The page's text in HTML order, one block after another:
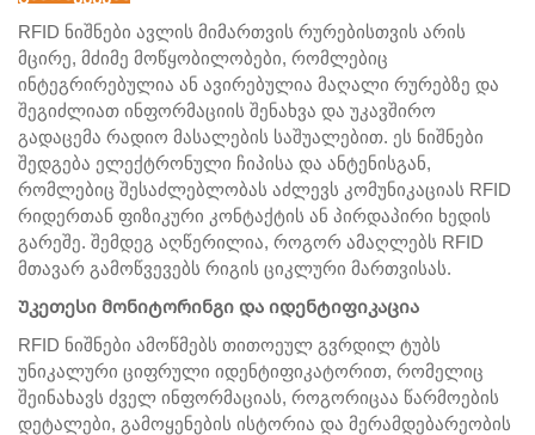
RFID ნიშნები ავლის მიმართვის რურებისთვის არის
მცირე, მძიმე მოწყობილობები, რომლებიც
ინტეგრირებულია ან ავირებულია მაღალი რურებზე და
შეგიძლიათ ინფორმაციის შენახვა და უკავშირო
გადაცემა რადიო მასალების საშუალებით. ეს ნიშნები
შედგება ელექტრონული ჩიპისა და ანტენისგან,
რომლებიც შესაძლებლობას აძლევს კომუნიკაციას RFID
რიდერთან ფიზიკური კონტაქტის ან პირდაპირი ხედის
გარეშე. შემდეგ აღწერილია, როგორ ამაღლებს RFID
მთავარ გამოწვევებს რიგის ციკლური მართვისას.
Უკეთესი მონიტორინგი და იდენტიფიკაცია
RFID ნიშნები ამოწმებს თითოეულ გვრდილ ტუბს
უნიკალური ციფრული იდენტიფიკატორით, რომელიც
შეინახავს ძველ ინფორმაციას, როგორიცაა წარმოების
დეტალები, გამოყენების ისტორია და მერამდებარეობის